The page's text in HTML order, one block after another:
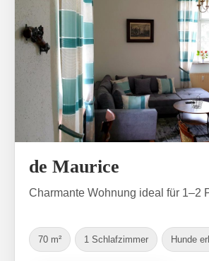
de Maurice
Charmante Wohnung ideal für 1–2
70 m² 1 Schlafzimmer Hunde